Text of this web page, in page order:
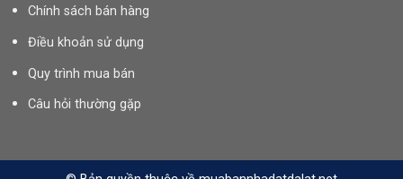
Chính sách bán hàng
Điều khoản sử dụng
Quy trình mua bán
Câu hỏi thường gặp